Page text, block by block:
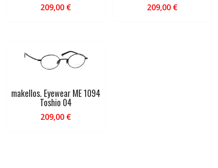
209,00 € 209,00 €
makellos. Eyewear ME 1094
Toshio 04
209,00 €